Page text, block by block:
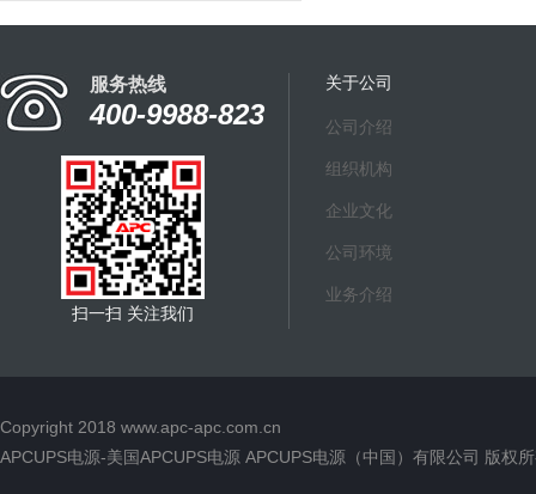
服务热线
400-9988-823
扫一扫 关注我们
关于公司
公司介绍
组织机构
企业文化
公司环境
业务介绍
Copyright 2018 www.apc-apc.com.cn
APCUPS电源-美国APCUPS电源 APCUPS电源（中国）有限公司 版权